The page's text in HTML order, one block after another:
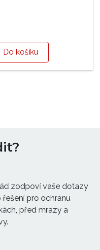
Do košíku
zodpoví vaše dotazy
pro ochranu
před mrazy a